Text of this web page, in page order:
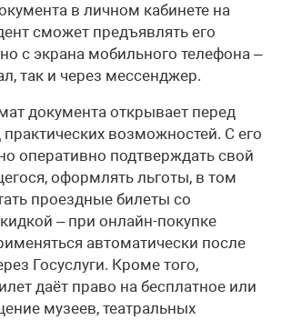
в личном кабинете на
сможет предъявлять его
с экрана мобильного телефона –
так и через мессенджер.
документа открывает перед
возможностей. С его
оперативно подтверждать свой
оформлять льготы, в том
проездные билеты со
– при онлайн-покупке
автоматически после
Госуслуги. Кроме того,
даёт право на бесплатное или
музеев, театральных